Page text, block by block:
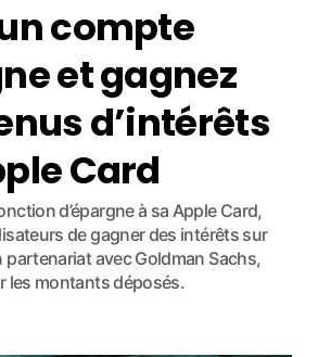
compte
et gagnez
d’intérêts
Card
d’épargne à sa Apple Card,
de gagner des intérêts sur
partenariat avec Goldman Sachs,
les montants déposés.